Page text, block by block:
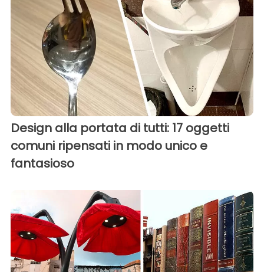
Design alla portata di tutti: 17 oggetti
comuni ripensati in modo unico e
fantasioso